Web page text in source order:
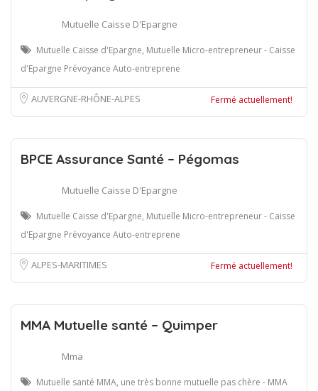
Mutuelle Caisse D'Epargne
Mutuelle Caisse d'Epargne, Mutuelle Micro-entrepreneur - Caisse
d'Epargne Prévoyance Auto-entreprene
AUVERGNE-RHÔNE-ALPES Fermé actuellement!
BPCE Assurance Santé – Pégomas
Mutuelle Caisse D'Epargne
Mutuelle Caisse d'Epargne, Mutuelle Micro-entrepreneur - Caisse
d'Epargne Prévoyance Auto-entreprene
ALPES-MARITIMES Fermé actuellement!
MMA Mutuelle santé – Quimper
Mma
Mutuelle santé MMA, une très bonne mutuelle pas chère - MMA